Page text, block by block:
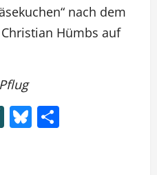
nach dem
Hümbs auf
XINGBluesky